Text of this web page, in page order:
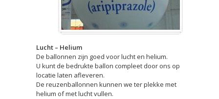
Lucht – Helium
De ballonnen zijn goed voor lucht en helium.
U kunt de bedrukte ballon compleet door ons op
locatie laten afleveren.
De reuzenballonnen kunnen we ter plekke met
helium of met lucht vullen.